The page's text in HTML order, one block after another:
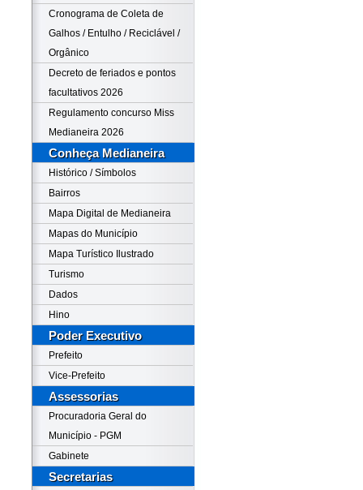
Cronograma de Coleta de
Galhos / Entulho / Reciclável /
Orgânico
Decreto de feriados e pontos
facultativos 2026
Regulamento concurso Miss
Medianeira 2026
Conheça Medianeira
Histórico / Símbolos
Bairros
Mapa Digital de Medianeira
Mapas do Município
Mapa Turístico Ilustrado
Turismo
Dados
Hino
Poder Executivo
Prefeito
Vice-Prefeito
Assessorias
Procuradoria Geral do
Município - PGM
Gabinete
Secretarias